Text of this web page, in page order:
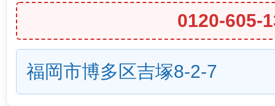
0120-605-
福岡市博多区吉塚8-2-7